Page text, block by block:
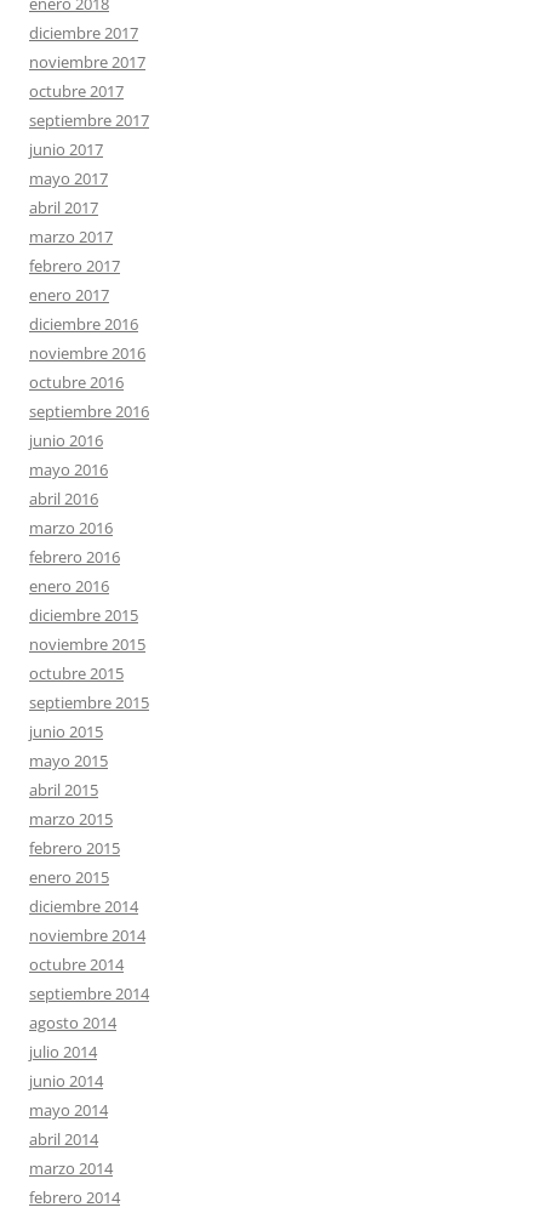
diciembre 2017
noviembre 2017
octubre 2017
septiembre 2017
junio 2017
mayo 2017
abril 2017
marzo 2017
febrero 2017
enero 2017
diciembre 2016
noviembre 2016
octubre 2016
septiembre 2016
junio 2016
mayo 2016
abril 2016
marzo 2016
febrero 2016
enero 2016
diciembre 2015
noviembre 2015
octubre 2015
septiembre 2015
junio 2015
mayo 2015
abril 2015
marzo 2015
febrero 2015
enero 2015
diciembre 2014
noviembre 2014
octubre 2014
septiembre 2014
agosto 2014
julio 2014
junio 2014
mayo 2014
abril 2014
marzo 2014
febrero 2014